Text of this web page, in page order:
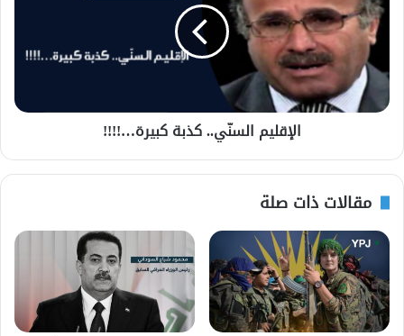
الإقليم السنّي.. كذبة كبيرة…!!!!
مقالات ذات صلة